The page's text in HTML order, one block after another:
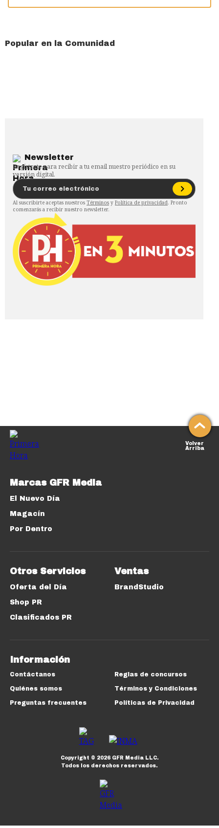
Popular en la Comunidad
Newsletter
Regístrate para recibir a tu email nuestro periódico en su
versión digital.
Al suscribirte aceptas nuestros Términos y Política de privacidad. Pronto
comenzarás a recibir nuestro newsletter.
Volver
Arriba
Marcas GFR Media
El Nuevo Día
Magacín
Por Dentro
Otros Servicios
Oferta del Día
Shop PR
Clasificados PR
Ventas
BrandStudio
Información
Contáctanos
Quiénes somos
Preguntas frecuentes
Reglas de concursos
Términos y Condiciones
Políticas de Privacidad
Copyright © 2026GFR Media LLC.
Todos los derechos reservados.